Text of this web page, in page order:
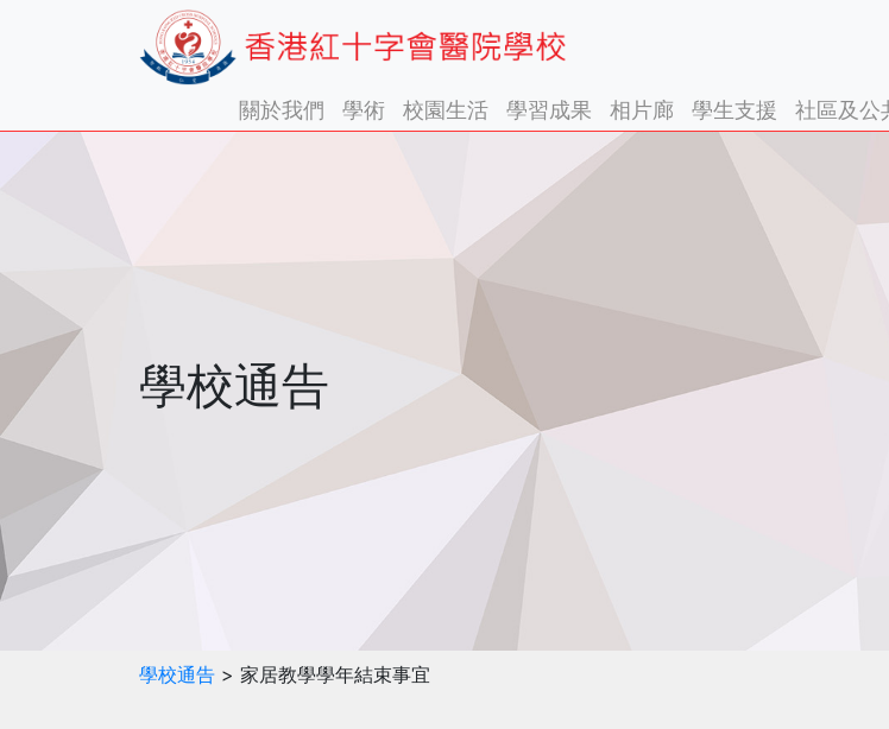
關於我們 學術 校園生活 學習成果 相片廊 學生支援 社區及公
學校通告
學校通告 > 家居教學學年結束事宜